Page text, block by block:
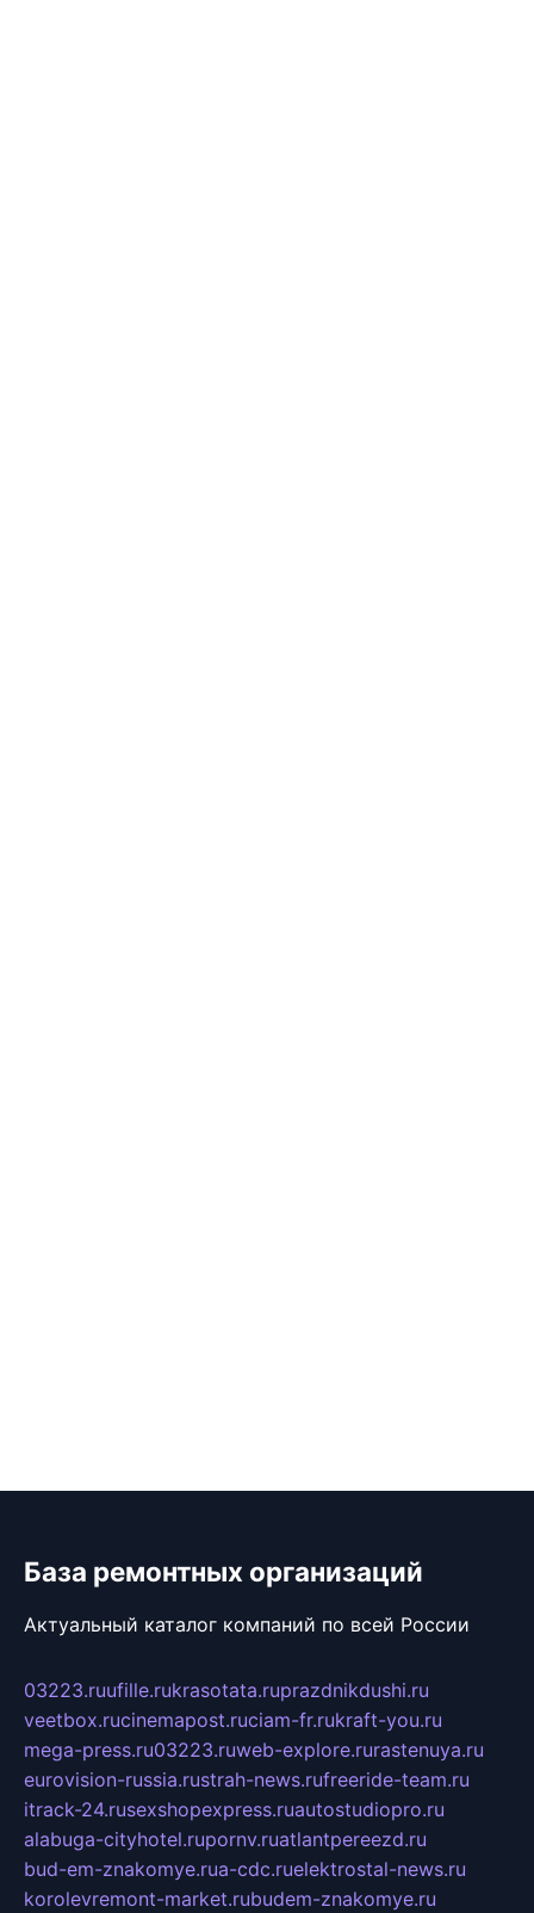
База ремонтных организаций
Актуальный каталог компаний по всей России
03223.ruufille.rukrasotata.ruprazdnikdushi.ru
veetbox.rucinemapost.ruciam-fr.rukraft-you.ru
mega-press.ru03223.ruweb-explore.rurastenuya.ru
eurovision-russia.rustrah-news.rufreeride-team.ru
itrack-24.rusexshopexpress.ruautostudiopro.ru
alabuga-cityhotel.rupornv.ruatlantpereezd.ru
bud-em-znakomye.rua-cdc.ruelektrostal-news.ru
korolevremont-market.rubudem-znakomye.ru